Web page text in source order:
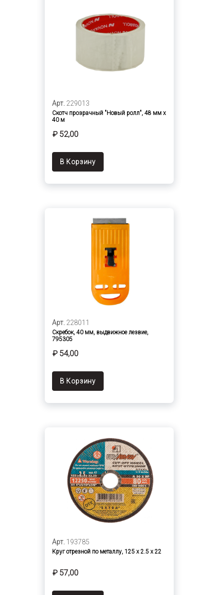
Арт. 229013
Скотч прозрачный "Новый ролл", 48 мм х
40 м
₽ 52,00
В Корзину
Арт. 228011
Скребок, 40 мм, выдвижное лезвие,
795305
₽ 54,00
В Корзину
Арт. 193785
Круг отрезной по металлу, 125 х 2.5 х 22
₽ 57,00